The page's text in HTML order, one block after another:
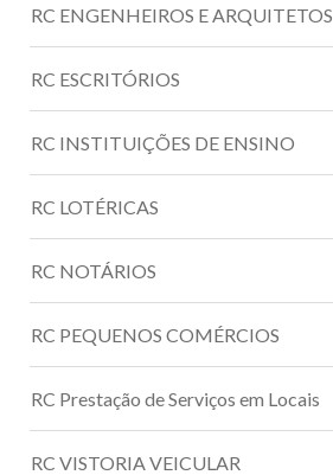
RC ENGENHEIROS E ARQUITETOS
RC ESCRITÓRIOS
RC INSTITUIÇÕES DE ENSINO
RC LOTÉRICAS
RC NOTÁRIOS
RC PEQUENOS COMÉRCIOS
RC Prestação de Serviços em Locais
RC VISTORIA VEICULAR